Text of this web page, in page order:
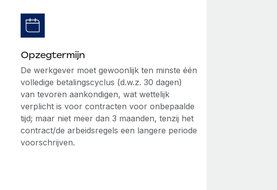
Opzegtermijn
De werkgever moet gewoonlijk ten minste één
volledige betalingscyclus (d.w.z. 30 dagen)
van tevoren aankondigen, wat wettelijk
verplicht is voor contracten voor onbepaalde
tijd; maar niet meer dan 3 maanden, tenzij het
contract/de arbeidsregels een langere periode
voorschrijven.